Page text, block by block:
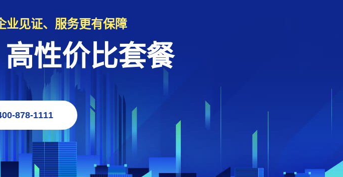
业见证、服务更有保障
性价比套餐
878-1111